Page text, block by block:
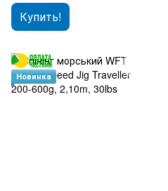
Купить!
Новинка